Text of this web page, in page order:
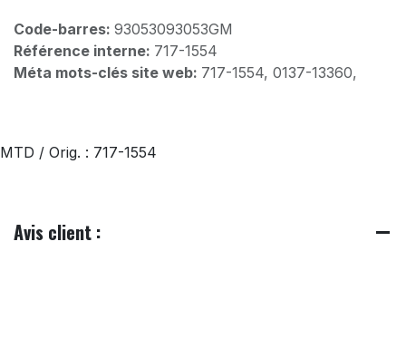
Code-barres: 93053093053GM
Référence interne: 717-1554
Méta mots-clés site web: 717-1554, 0137-13360,
MTD / Orig. : 717-1554
Avis client :